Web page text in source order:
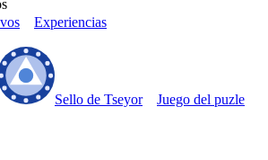
Experiencias
Sello de Tseyor
Juego del puzle